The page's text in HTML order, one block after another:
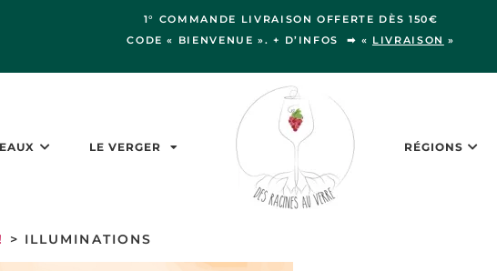
1° COMMANDE LIVRAISON OFFERTE DÈS 150€
CODE « BIENVENUE ». + D’INFOS ➡ « LIVRAISON »
LE VERGER RÉGIONS
> ILLUMINATIONS